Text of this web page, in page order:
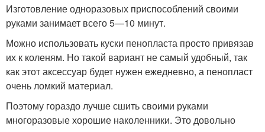
Изготовление одноразовых приспособлений своими
руками занимает всего 5—10 минут.
Можно использовать куски пенопласта просто привязав
их к коленям. Но такой вариант не самый удобный, так
как этот аксессуар будет нужен ежедневно, а пенопласт
очень ломкий материал.
Поэтому гораздо лучше сшить своими руками
многоразовые хорошие наколенники. Это довольно